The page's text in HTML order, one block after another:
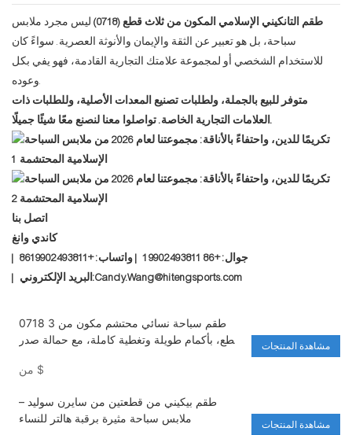
طقم التانكيني الإسلامي المكون من ثلاث قطع (0718)
ليس مجرد ملابس
سباحة، بل هو تعبير عن الثقة والإيمان والأنوثة العصرية. سواءً كان
للاستخدام الشخصي أو لمجموعة علامتك التجارية القادمة، فهو يفي بكل
وعوده.
متوفر للبيع بالجملة، ولطلبات تصنيع المعدات الأصلية، وللطلبات ذات
العلامات التجارية الخاصة. تواصلوا معنا لنصنع معًا شيئًا جميلًا.
اتصل بنا
كاندي وانغ
| جوال: +86 19902493811 | واتساب: +8619902493811
| البريد الإلكتروني:Candy.Wang@hitengsports.com
0718 طقم سباحة نسائي محتشم مكون من 3
قطع، بأكمام طويلة وتغطية كاملة، مع حمالة صدر
$
مشاهدة المنتجات
طقم بيكيني من قطعتين من سايرن سوليد –
ملابس سباحة مثيرة برقبة هالتر للنساء
مشاهدة المنتجات